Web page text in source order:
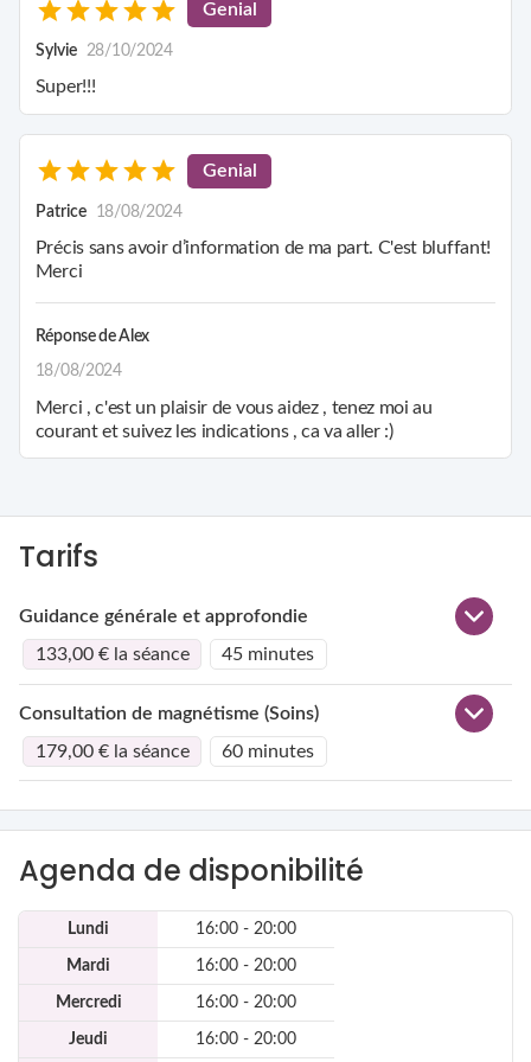
Genial
Sylvie 28/10/2024
Super!!!
Genial
Patrice 18/08/2024
Précis sans avoir d’information de ma part. C'est bluffant!
Merci
Réponse deAlex
18/08/2024
Merci , c'est un plaisir de vous aidez , tenez moi au
courant et suivez les indications , ca va aller :)
Tarifs
Guidance générale et approfondie
133,00 € la séance 45 minutes
Consultation de magnétisme (Soins)
179,00 € la séance 60 minutes
Agenda de disponibilité
Lundi 16:00 - 20:00
Mardi 16:00 - 20:00
Mercredi 16:00 - 20:00
Jeudi 16:00 - 20:00